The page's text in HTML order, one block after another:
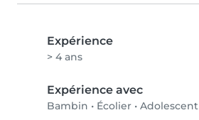
Expérience
> 4 ans
Expérience avec
Bambin • Écolier • Adolescent